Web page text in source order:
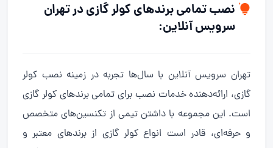
نصب تمامی برندهای کولر گازی در تهران
سرویس آنلاین:
تهران سرویس آنلاین با سال‌ها تجربه در زمینه نصب کولر
گازی، ارائه‌دهنده خدمات نصب برای تمامی برندهای کولر گازی
است. این مجموعه با داشتن تیمی از تکنسین‌های متخصص
و حرفه‌ای، قادر است انواع کولر گازی از برندهای معتبر و